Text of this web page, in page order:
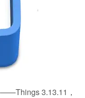
3.13.11，